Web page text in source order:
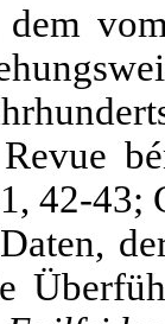
42-43;